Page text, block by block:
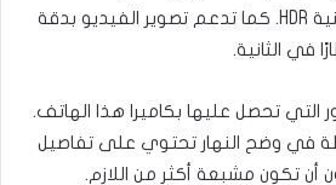
عدسة f/2.4، وتدعم تقنية HDR. كما تدعم تصوير الفيديو بدقة
التي تحصل عليها بكاميرا هذا الهاتف.
في وضح النهار تحتوي على تفاصيل
أن تكون مشبعة أكثر من اللازم.